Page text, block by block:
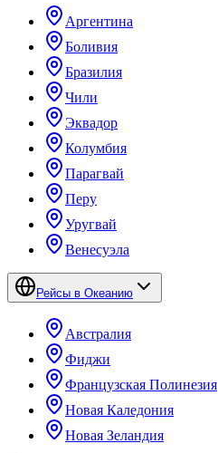
Аргентина
Боливия
Бразилия
Чили
Эквадор
Колумбия
Парагвай
Перу
Уругвай
Венесуэла
Рейсы в Океанию
Австралия
Фиджи
Французская Полинезия
Новая Каледония
Новая Зеландия